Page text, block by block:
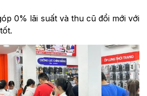
0% lãi suất và thu cũ đổi mới với